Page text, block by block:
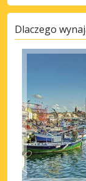
Dlaczego